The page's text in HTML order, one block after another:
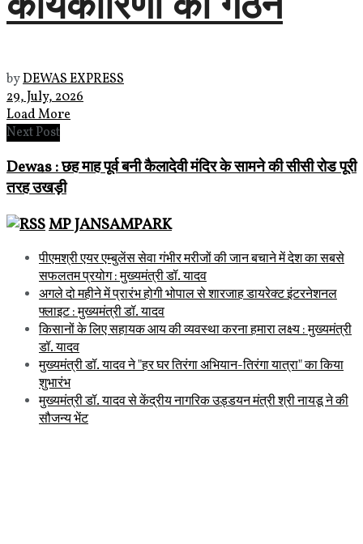
byDEWAS EXPRESS
29, July, 2026
Load More
Next Post
Dewas : छह माह पूर्व बनी कैलादेवी मंदिर के सामने की सीसी रोड पूरी
तरह उखड़ी
MP JANSAMPARK
पीएमश्री एयर एम्बुलेंस सेवा गंभीर मरीजों की जान बचाने में देश का सबसे
सफलतम प्रयोग : मुख्यमंत्री डॉ. यादव
अगले दो महीने में प्रारंभ होगी भोपाल से शारजाह डायरेक्ट इंटरनेशनल
फ्लाइट : मुख्यमंत्री डॉ. यादव
किसानों के लिए सहायक आय की व्यवस्था करना हमारा लक्ष्य : मुख्यमंत्री
डॉ. यादव
मुख्यमंत्री डॉ. यादव ने "हर घर तिरंगा अभियान-तिरंगा यात्रा" का किया
शुभारंभ
मुख्यमंत्री डॉ. यादव से केंद्रीय नागरिक उड्डयन मंत्री श्री नायडू ने की
सौजन्य भेंट